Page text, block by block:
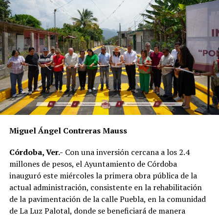
Como parte del fortalecimiento institucional, el
Ayuntamiento también informó que recientemente
fueron incorporadas nuevas unidades vehiculares para
ampliar la capacidad operativa de la corporación. Dos de
esos vehículos fueron asignados a la Policía de
Proximidad de Género, área encargada de atender casos
de violencia contra las mujeres y otros grupos en
situación de vulnerabilidad.
En el acto participaron integrantes del Cabildo, mandos
policiacos y personal de las distintas áreas de Seguridad
Pública Municipal, quienes presenciaron la entrega del
nuevo equipamiento.
Con estas acciones, el gobierno municipal busca
fortalecer la capacidad de respuesta de las
corporaciones de seguridad y mejorar las condiciones en
Miguel Ángel Contreras Mauss
Córdoba, Ver.- Con una inversión cercana a los 2.4
millones de pesos, el Ayuntamiento de Córdoba
inauguró este miércoles la primera obra pública de la
actual administración, consistente en la rehabilitación
de la pavimentación de la calle Puebla, en la comunidad
de La Luz Palotal, donde se beneficiará de manera